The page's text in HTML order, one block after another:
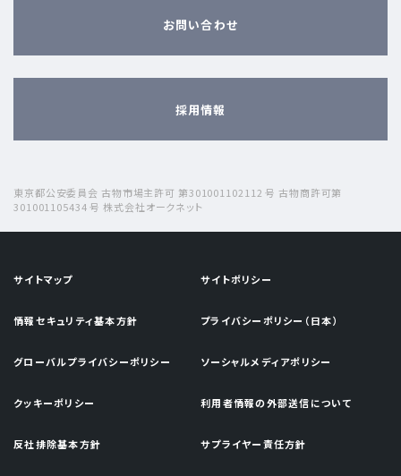
お問い合わせ
採用情報
東京都公安委員会 古物市場主許可 第301001102112 号 古物商許可第
301001105434 号 株式会社オークネット
サイトマップ サイトポリシー
情報セキュリティ基本方針 プライバシーポリシー（日本）
グローバルプライバシーポリシー ソーシャルメディアポリシー
クッキーポリシー 利用者情報の外部送信について
反社排除基本方針 サプライヤー責任方針